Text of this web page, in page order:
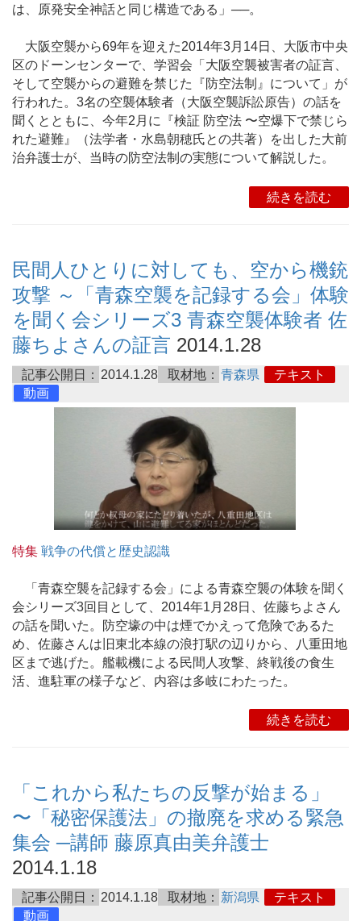
は、原発安全神話と同じ構造である」──。
大阪空襲から69年を迎えた2014年3月14日、大阪市中央
区のドーンセンターで、学習会「大阪空襲被害者の証言、
そして空襲からの避難を禁じた『防空法制』について」が
行われた。3名の空襲体験者（大阪空襲訴訟原告）の話を
聞くとともに、今年2月に『検証 防空法 〜空爆下で禁じら
れた避難』（法学者・水島朝穂氏との共著）を出した大前
治弁護士が、当時の防空法制の実態について解説した。
続きを読む
民間人ひとりに対しても、空から機銃
攻撃 ～「青森空襲を記録する会」体験
を聞く会シリーズ3 青森空襲体験者 佐
藤ちよさんの証言 2014.1.28
記事公開日： 2014.1.28 取材地： 青森県
テキスト
動画
特集 戦争の代償と歴史認識
「青森空襲を記録する会」による青森空襲の体験を聞く
会シリーズ3回目として、2014年1月28日、佐藤ちよさん
の話を聞いた。防空壕の中は煙でかえって危険であるた
め、佐藤さんは旧東北本線の浪打駅の辺りから、八重田地
区まで逃げた。艦載機による民間人攻撃、終戦後の食生
活、進駐軍の様子など、内容は多岐にわたった。
続きを読む
「これから私たちの反撃が始まる」
〜「秘密保護法」の撤廃を求める緊急
集会 ─講師 藤原真由美弁護士
2014.1.18
記事公開日： 2014.1.18 取材地： 新潟県
テキスト
動画